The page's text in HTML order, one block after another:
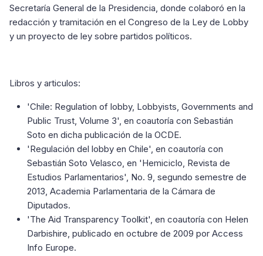
Secretaría General de la Presidencia, donde colaboró ​​en la
redacción y tramitación en el Congreso de la Ley de Lobby
y un proyecto de ley sobre partidos políticos.
Libros y articulos:
'Chile: Regulation of lobby, Lobbyists, Governments and
Public Trust, Volume 3', en coautoría con Sebastián
Soto en dicha publicación de la OCDE.
'Regulación del lobby en Chile', en coautoría con
Sebastián Soto Velasco, en 'Hemiciclo, Revista de
Estudios Parlamentarios', No. 9, segundo semestre de
2013, Academia Parlamentaria de la Cámara de
Diputados.
'The Aid Transparency Toolkit', en coautoría con Helen
Darbishire, publicado en octubre de 2009 por Access
Info Europe.